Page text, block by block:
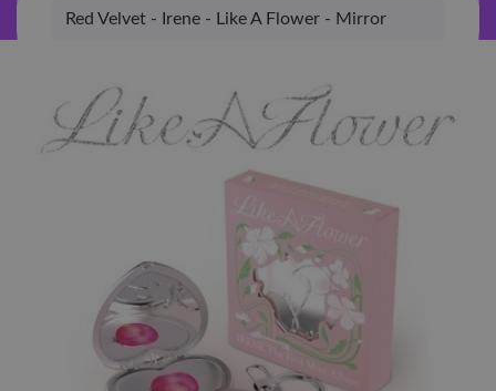
(Winkel)
Red Velvet - Irene - Like A Flower - Mirror